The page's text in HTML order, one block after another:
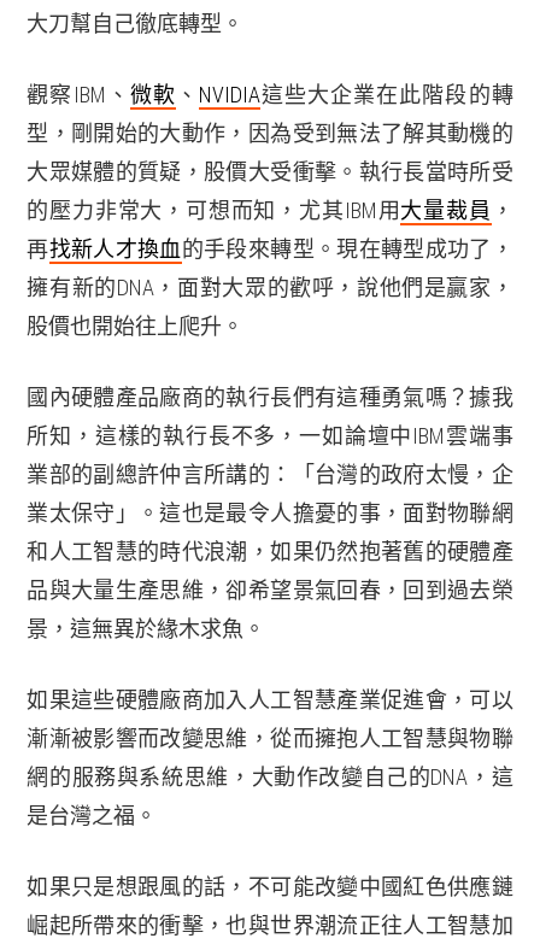
大刀幫自己徹底轉型。
觀察IBM、 微軟 、 NVIDIA這些大企業在此階段的轉
型，剛開始的大動作，因為受到無法了解其動機的
大眾媒體的質疑，股價大受衝擊。執行長當時所受
的壓力非常大，可想而知，尤其IBM用大量裁員 ，
再找新人才換血的手段來轉型。現在轉型成功了，
擁有新的DNA，面對大眾的歡呼，說他們是贏家，
股價也開始往上爬升。
國內硬體產品廠商的執行長們有這種勇氣嗎？據我
所知，這樣的執行長不多，一如論壇中IBM雲端事
業部的副總許仲言所講的：「台灣的政府太慢，企
業太保守」。這也是最令人擔憂的事，面對物聯網
和人工智慧的時代浪潮，如果仍然抱著舊的硬體產
品與大量生產思維，卻希望景氣回春，回到過去榮
景，這無異於緣木求魚。
如果這些硬體廠商加入人工智慧產業促進會，可以
漸漸被影響而改變思維，從而擁抱人工智慧與物聯
網的服務與系統思維，大動作改變自己的DNA，這
是台灣之福。
如果只是想跟風的話，不可能改變中國紅色供應鏈
崛起所帶來的衝擊，也與世界潮流正往人工智慧加